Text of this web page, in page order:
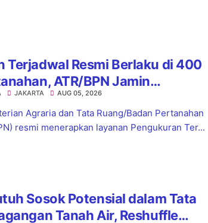
Terjadwal Resmi Berlaku di 400
ATR/BPN Jamin
Maksimal 7 Hari
JAKARTA AUG 05, 2026
Agraria dan Tata Ruang/Badan Pertanahan
resmi menerapkan layanan Pengukuran Ter...
Sosok Potensial dalam Tata
Tanah Air, Reshuffle